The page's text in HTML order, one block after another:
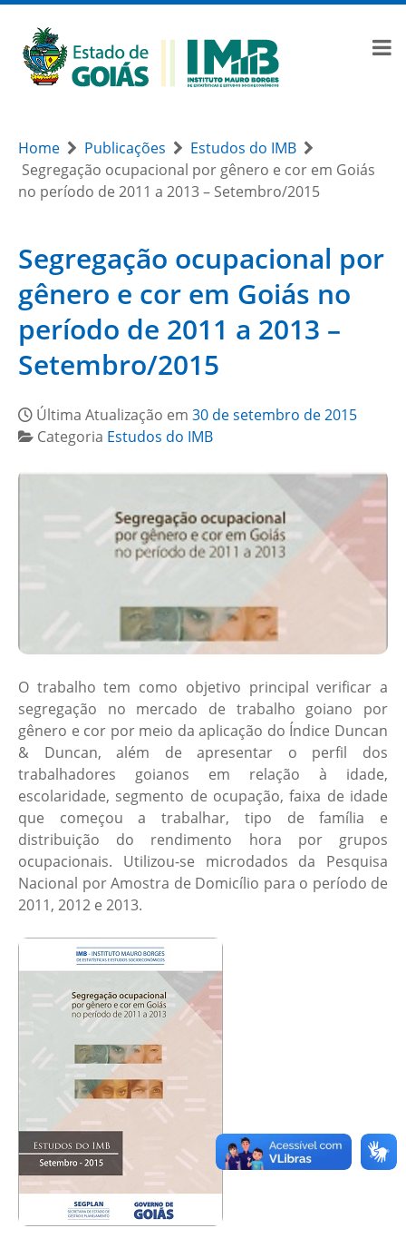
Home Publicações
Estudos do IMB
Segregação ocupacional por gênero e cor em Goiás
no período de 2011 a 2013 – Setembro/2015
Segregação ocupacional por
gênero e cor em Goiás no
período de 2011 a 2013 –
Setembro/2015
Última Atualização em 30 de setembro de 2015
Categoria Estudos do IMB
O trabalho tem como objetivo principal verificar a
segregação no mercado de trabalho goiano por
gênero e cor por meio da aplicação do Índice Duncan
& Duncan, além de apresentar o perfil dos
trabalhadores goianos em relação à idade,
escolaridade, segmento de ocupação, faixa de idade
que começou a trabalhar, tipo de família e
distribuição do rendimento hora por grupos
ocupacionais. Utilizou-se microdados da Pesquisa
Nacional por Amostra de Domicílio para o período de
2011, 2012 e 2013.